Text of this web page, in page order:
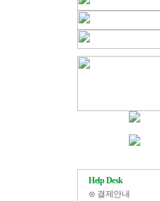
Help Desk
⊙ 결제안내